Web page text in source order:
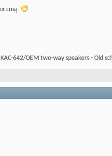
642/OEM two-way speakers -